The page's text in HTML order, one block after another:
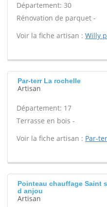
Département: 30
Rénovation de parquet -
Voir la fiche artisan : Willy
Par-terr La rochelle
Artisan
Département: 17
Terrasse en bois -
Voir la fiche artisan : Par-
Pointeau chauffage Saint
d anjou
Artisan